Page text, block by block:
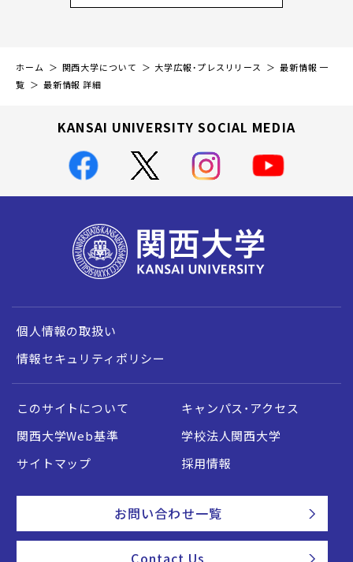
ホーム 関西大学について 大学広報・プレスリリース
最新情報 一
覧
最新情報 詳細
KANSAI UNIVERSITY SOCIAL MEDIA
個人情報の取扱い
情報セキュリティポリシー
このサイトについて
キャンパス・アクセス
関西大学Web基準
学校法人関西大学
サイトマップ
採用情報
お問い合わせ一覧
Contact Us